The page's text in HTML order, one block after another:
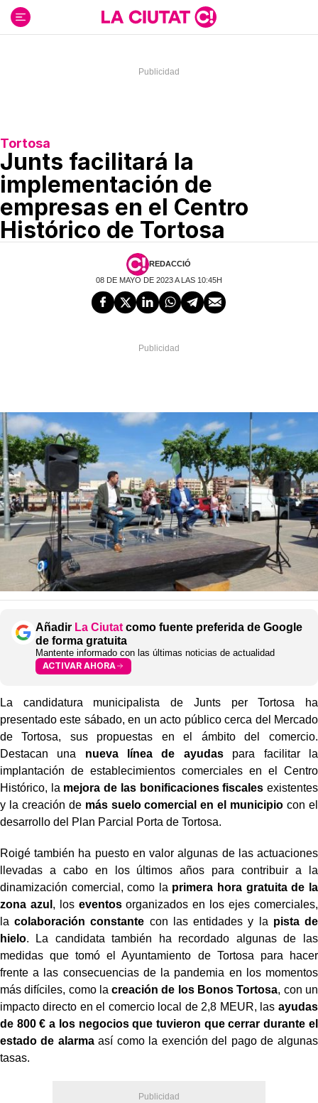
contenido
Tortosa
Junts facilitará la
implementación de
empresas en el Centro
Histórico de Tortosa
REDACCIÓ
08 DE MAYO DE 2023 A LAS 10:45H
Añadir La Ciutat como fuente preferida de Google
de forma gratuita
Mantente informado con las últimas noticias de actualidad
ACTIVAR AHORA
La candidatura municipalista de Junts per Tortosa ha
presentado este sábado, en un acto público cerca del Mercado
de Tortosa, sus propuestas en el ámbito del comercio.
Destacan una nueva línea de ayudaspara facilitar la
implantación de establecimientos comerciales en el Centro
Histórico, la mejora de las bonificaciones fiscales existentes
y la creación de más suelo comercial en el municipio con el
desarrollo del Plan Parcial Porta de Tortosa.
Roigé también ha puesto en valor algunas de las actuaciones
llevadas a cabo en los últimos años para contribuir a la
dinamización comercial, como la primera hora gratuita de la
zona azul , los eventosorganizados en los ejes comerciales,
lacolaboración constante con las entidades y la pista de
hielo. La candidata también ha recordado algunas de las
medidas que tomó el Ayuntamiento de Tortosa para hacer
frente a las consecuencias de la pandemia en los momentos
más difíciles, como lacreación de los Bonos Tortosa, con un
impacto directo en el comercio local de 2,8 MEUR, las ayudas
de 800 € a los negocios que tuvieron que cerrar durante el
estado de alarma así como la exención del pago de algunas
tasas.